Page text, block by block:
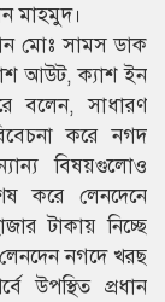
মাহমুদ।
মোঃ সামস ডাক
আউট, ক্যাশ ইন
বলেন, সাধারণ
করে নগদ
বিষয়গুলোও
করে লেনদেনে
টাকায় নিচ্ছে
নগদে খরছ
উপস্থিত প্রধান